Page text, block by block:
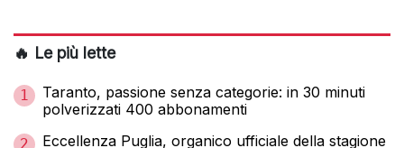
🔥 Le più lette
1
Taranto, passione senza categorie: in 30 minuti
polverizzati 400 abbonamenti
2
Eccellenza Puglia, organico ufficiale della stagione